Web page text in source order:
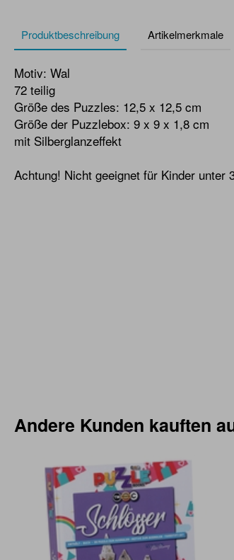
Produktbeschreibung Artikelmerkmale
Motiv: Wal
72 teilig
Größe des Puzzles: 12,5 x 12,5 cm
Größe der Puzzlebox: 9 x 9 x 1,8 cm
mit Silberglanzeffekt
Achtung! Nicht geeignet für Kinder unter
Andere Kunden kauften